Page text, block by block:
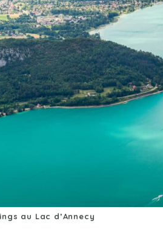
au Lac d’Annecy